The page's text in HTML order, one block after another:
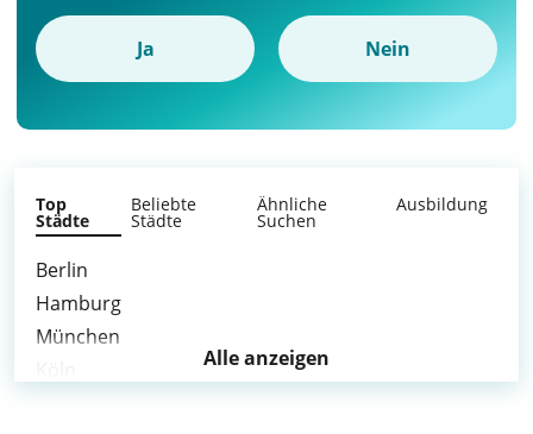
Ja Nein
Top
Städte
Beliebte
Städte
Ähnliche
Suchen
Ausbildung
Berlin
Hamburg
München
Alle anzeigen